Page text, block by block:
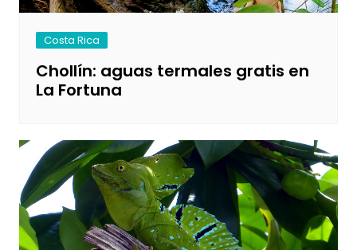
Costa Rica
Chollín: aguas termales gratis en
La Fortuna